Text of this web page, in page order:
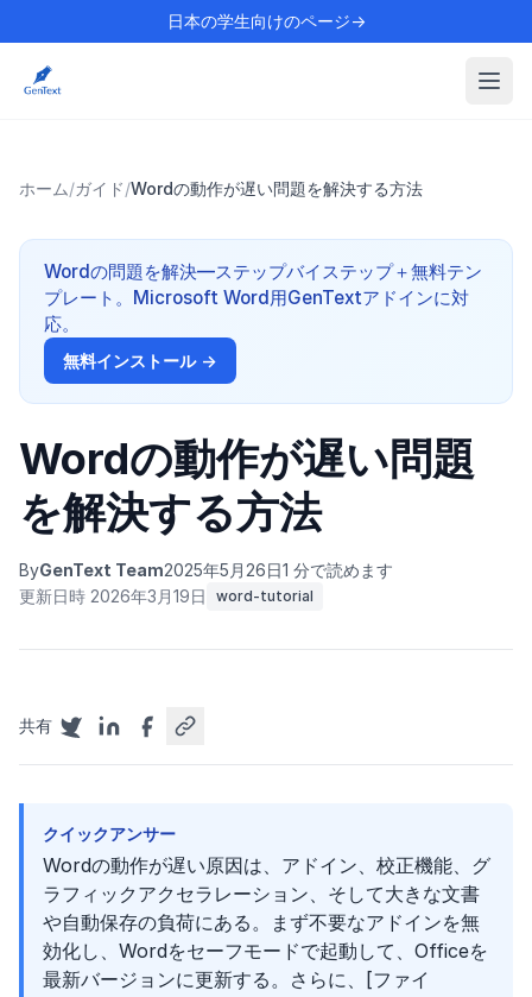
日本の学生向けのページ→
ホーム/ガイド/Wordの動作が遅い問題を解決する方法
Wordの問題を解決—ステップバイステップ＋無料テン
プレート。Microsoft Word用GenTextアドインに対
応。
無料インストール →
Wordの動作が遅い問題
を解決する方法
ByGenText Team2025年5月26日1 分で読めます
更新日時 2026年3月19日
word-tutorial
共有
クイックアンサー
Wordの動作が遅い原因は、アドイン、校正機能、グ
ラフィックアクセラレーション、そして大きな文書
や自動保存の負荷にある。まず不要なアドインを無
効化し、Wordをセーフモードで起動して、Officeを
最新バージョンに更新する。さらに、[ファイ